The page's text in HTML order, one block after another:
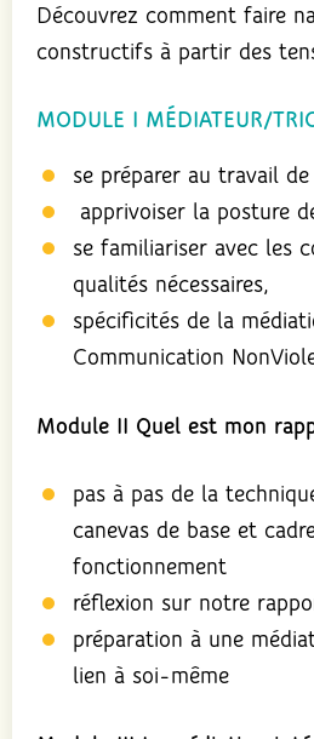
Découvrez comment faire
constructifs à partir des
MODULE I MÉDIATEUR/
se préparer au travail
apprivoiser la posture
se familiariser avec les
qualités nécessaires,
spécificités de la
Communication
Module II Quel est mon
pas à pas de la
canevas de base et
fonctionnement
réflexion sur notre
préparation à une
lien à soi-même